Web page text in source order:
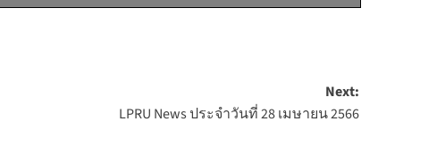
Next:
LPRU News ประจำวันที่ 28 เมษายน 2566